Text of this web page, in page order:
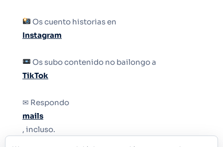
Os cuento historias en
Instagram
Os subo contenido no bailongo a
TikTok
✉ Respondo
mails
, incluso.